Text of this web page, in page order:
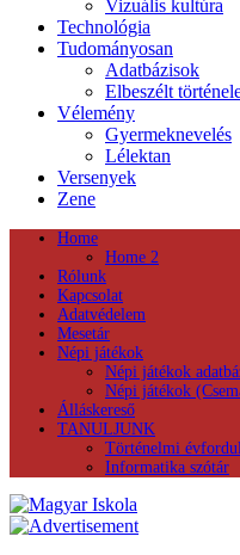
Vizuális kultúra
Technológia
Tudományosan
Adatbázisok
Elbeszélt
Vélemény
Gyermeknevelés
Lélektan
Versenyek
Zene
Home
Home 2
Rólunk
Kapcsolat
Adatvédelem
Mesetár
Népi játékok
Népi játékok
Népi játékok
Álláskereső
TANULJUNK
Történelmi
Informatika szótár